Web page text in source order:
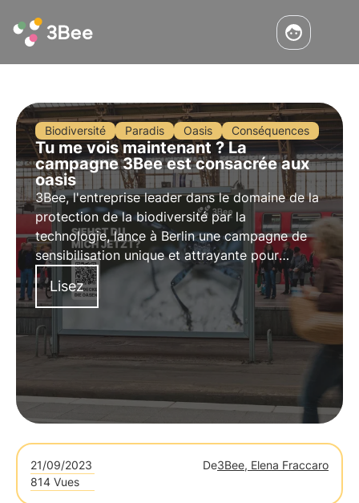
Biodiversité Paradis Oasis Conséquences
Tu me vois maintenant ? La
campagne 3Bee est consacrée aux
oasis
3Bee, l'entreprise leader dans le domaine de la
protection de la biodiversité par la
technologie, lance à Berlin une campagne de
sensibilisation unique et attrayante pour
promouvoir la biodiversité en Allemagne.
Lisez
21/09/2023 De3Bee, Elena Fraccaro
814 Vues